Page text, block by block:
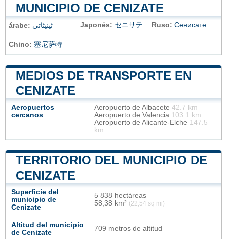
MUNICIPIO DE CENIZATE
árabe: ثينيثاتي Japonés: セニサテ Ruso: Сенисате
Chino: 塞尼萨特
MEDIOS DE TRANSPORTE EN
CENIZATE
Aeropuertos
cercanos
Aeropuerto de Albacete 42.7 km
Aeropuerto de Valencia 103.1 km
Aeropuerto de Alicante-Elche 147.5
km
TERRITORIO DEL MUNICIPIO DE
CENIZATE
Superficie del
municipio de
Cenizate
5 838 hectáreas
58,38 km² (22,54 sq mi)
Altitud del municipio
de Cenizate
709 metros de altitud